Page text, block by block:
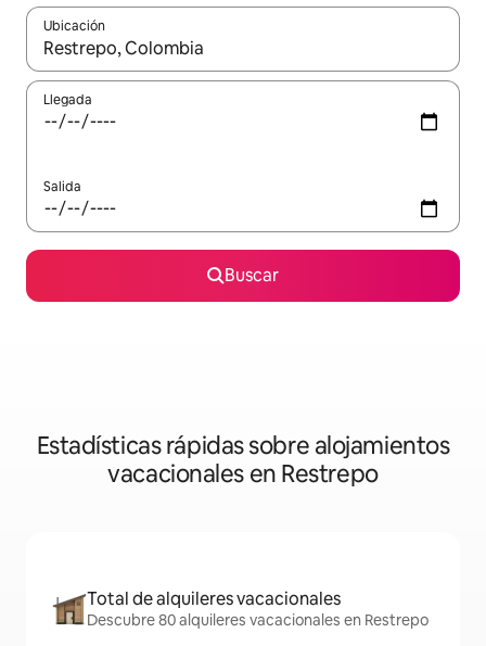
Ubicación
Cuando los resultados estén disponibles, navega con las
Llegada
Salida
Buscar
Estadísticas rápidas sobre alojamientos
vacacionales en Restrepo
Total de alquileres vacacionales
Descubre 80 alquileres vacacionales en Restrepo